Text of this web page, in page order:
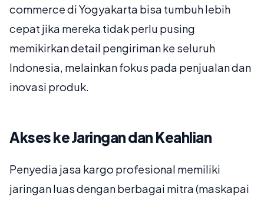
commerce di Yogyakarta bisa tumbuh lebih
cepat jika mereka tidak perlu pusing
memikirkan detail pengiriman ke seluruh
Indonesia, melainkan fokus pada penjualan dan
inovasi produk.
Akses ke Jaringan dan Keahlian
Penyedia jasa kargo profesional memiliki
jaringan luas dengan berbagai mitra (maskapai